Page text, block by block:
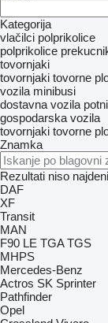
Kategorija
vlačilci polprikolice
polprikolice
tovornjaki
tovornjaki tovorne
vozila minibusi
dostavna vozila
gospodarska vozila
tovornjaki tovorne
Znamka
Rezultati niso
DAF
XF
Transit
MAN
F90 LE TGA TGS
MHPS
Mercedes-Benz
Actros SK Sprinter
Pathfinder
Opel